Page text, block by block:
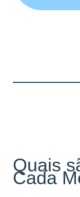
Quais
Cada